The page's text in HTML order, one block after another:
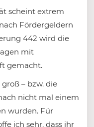
scheint extrem
Fördergeldern
442 wird die
mit
gemacht.
– bzw. die
nicht mal einem
wurden. Für
ich sehr, dass ihr